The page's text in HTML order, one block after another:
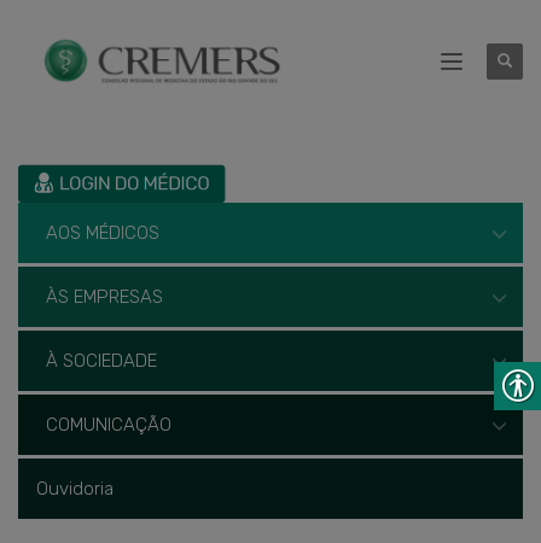
AOS MÉDICOS
ÀS EMPRESAS
À SOCIEDADE
COMUNICAÇÃO
Ouvidoria